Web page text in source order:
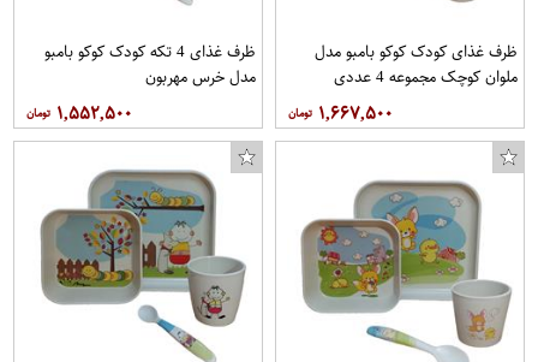
ظرف غذای کودک کوکو بامبو مدل
ملوان کوچک مجموعه 4 عددی
۱,۶۶۷,۵۰۰
ظرف غذای 4 تکه کودک کوکو بامبو
مدل خرس مهربون
۱,۵۵۲,۵۰۰